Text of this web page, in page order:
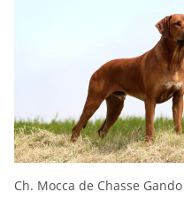
Ch. Mocca de Chasse Gando